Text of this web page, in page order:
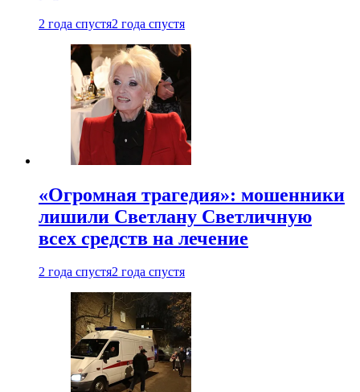
2 года спустя2 года спустя
«Огромная трагедия»: мошенники
лишили Светлану Светличную
всех средств на лечение
2 года спустя2 года спустя